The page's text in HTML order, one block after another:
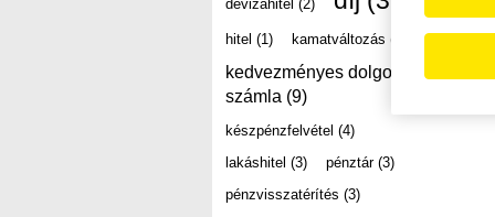
devizahitel (2)
hitel (1) kamatváltozás (2)
kedvezményes dolgozói
számla (9)
készpénzfelvétel (4)
lakáshitel (3) pénztár (3)
pénzvisszatérítés (3)